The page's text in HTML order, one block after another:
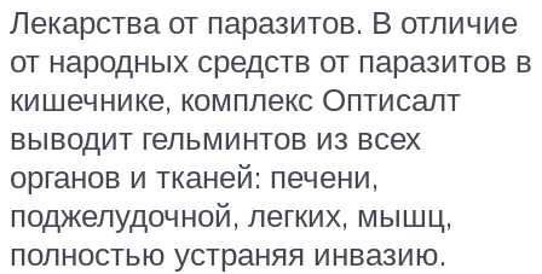
Лекарства от паразитов. В отличие
от народных средств от паразитов в
кишечнике, комплекс Оптисалт
выводит гельминтов из всех
органов и тканей: печени,
поджелудочной, легких, мышц,
полностью устраняя инвазию.